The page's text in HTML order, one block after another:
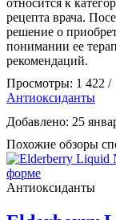
относится к
рецепта врача.
решение о
понимании ее
рекомендаций.
Просмотры: 1 422 /
Антиоксиданты
Добавлено: 25
Похожие обзоры
Антиоксиданты